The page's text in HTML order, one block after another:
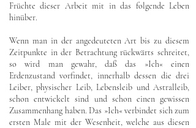
Früchte dieser Arbeit mit in das folgende Leben
hinüber.
Wenn man in der angedeuteten Art bis zu diesem
Zeitpunkte in der Betrachtung rückwärts schreitet,
so wird man gewahr, daß das »Ich« einen
Erdenzustand vorfindet, innerhalb dessen die drei
Leiber, physischer Leib, Lebensleib und Astralleib,
schon entwickelt sind und schon einen gewissen
Zusammenhang haben. Das »Ich« verbindet sich zum
ersten Male mit der Wesenheit, welche aus diesen